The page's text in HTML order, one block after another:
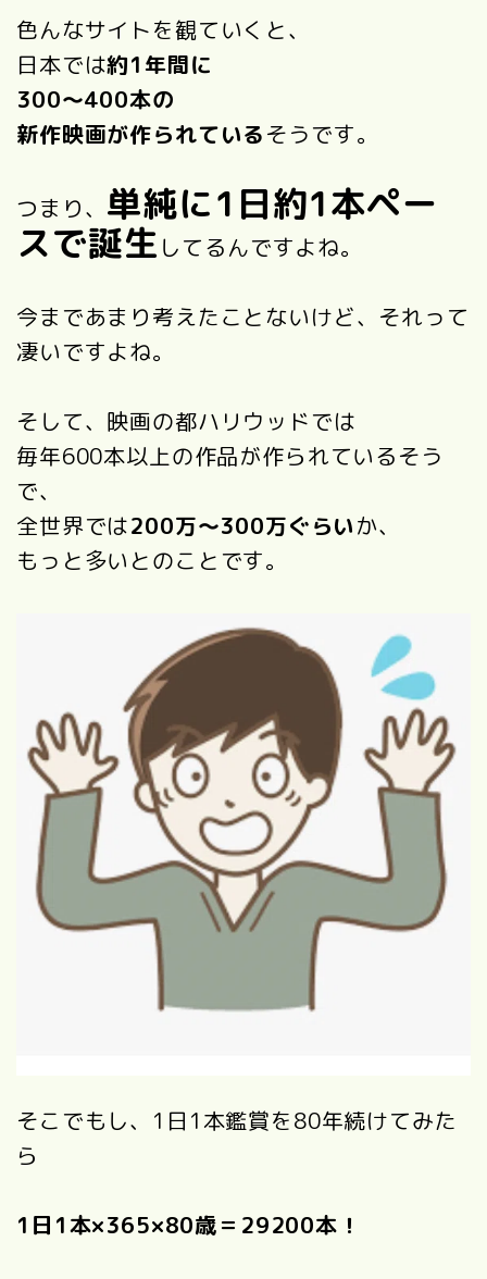
色んなサイトを観ていくと、
日本では約1年間に
300〜400本の
新作映画が作られているそうです。
つまり、 単純に1日約1本ペー
スで誕生してるんですよね。
今まであまり考えたことないけど、それって
凄いですよね。
そして、映画の都ハリウッドでは
毎年600本以上の作品が作られているそう
で、
全世界では200万～300万ぐらいか、
もっと多いとのことです。
そこでもし、1日1本鑑賞を80年続けてみた
ら
1日1本×365×80歳＝29200本！